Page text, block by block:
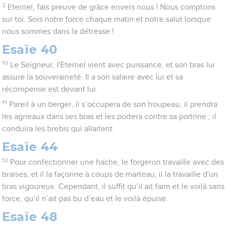
2 Eternel, fais preuve de grâce envers nous ! Nous comptons
sur toi. Sois notre force chaque matin et notre salut lorsque
nous sommes dans la détresse !
Esaïe 40
10
Le Seigneur, l'Eternel vient avec puissance, et son bras lui
assure la souveraineté. Il a son salaire avec lui et sa
récompense est devant lui.
11 Pareil à un berger, il s’occupera de son troupeau, il prendra
les agneaux dans ses bras et les portera contre sa poitrine ; il
conduira les brebis qui allaitent.
Esaïe 44
12 Pour confectionner une hache, le forgeron travaille avec des
braises, et il la façonne à coups de marteau, il la travaille d'un
bras vigoureux. Cependant, il suffit qu’il ait faim et le voilà sans
force, qu’il n’ait pas bu d’eau et le voilà épuisé.
Esaïe 48